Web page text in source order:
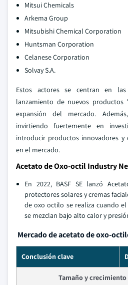
Mitsui Chemicals
Arkema Group
Mitsubishi Chemical Corporation
Huntsman Corporation
Celanese Corporation
Solvay S.A.
Estos actores se centran en las
lanzamiento de nuevos productos
expansión del mercado.
invirtiendo fuertemente en
introducir productos innovadores y
en el mercado.
Acetato de Oxo-octil Industry
En 2022, BASF SE lanzó
protectores solares y cremas
de oxo octilo se realiza cuando
se mezclan bajo alto calor y
Mercado de acetato de oxo-
Conclusión clave
Tamaño y